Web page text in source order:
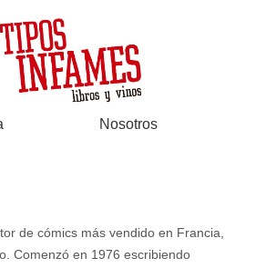
Nosotros
de cómics más vendido en Francia,
Comenzó en 1976 escribiendo